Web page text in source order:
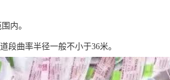
内。
段曲率半径一般不小于36米。